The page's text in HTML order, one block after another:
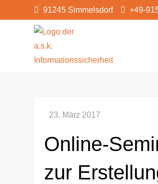
to
91245 Simmelsdorf +49-
a.s.k.
Online-
zur